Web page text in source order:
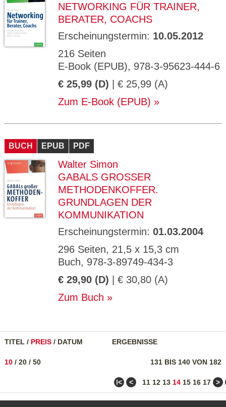
NETWORKING FÜR TRAINER,
BERATER, COACHS
Erscheinungstermin: 10.05.2012
216 Seiten
E-Book (EPUB), 978-3-95623-444-6
€ 25,99 (D) | € 25,99 (A)
Zum E-Book (EPUB)
BUCH EPUB PDF
Walter Simon
GABALS GROSSER M
ETHODENKOFFER. G
RUNDLAGEN DER K
OMMUNIKATION
Erscheinungstermin: 01.03.2004
296 Seiten, 21,5 x 15,3 cm
Buch, 978-3-89749-434-3
€ 29,90 (D) | € 30,80 (A)
Zum Buch
TITEL / PREIS / DATUM ERGEBNISSE
131 BIS 140 VON 182
10 / 20 / 50
ǀ< < 11 12 13 14 15 16 17 >